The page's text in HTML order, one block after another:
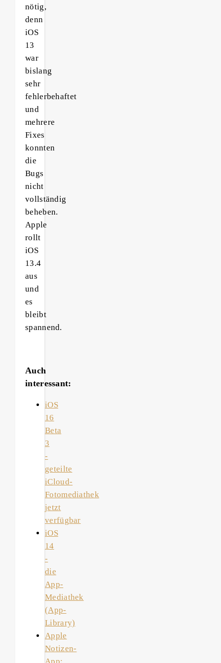
nötig,
denn
iOS
13
war
bislang
sehr
fehlerbehaftet
und
mehrere
Fixes
konnten
die
Bugs
nicht
vollständig
beheben.
Apple
rollt
iOS
13.4
aus
und
es
bleibt
spannend.
Auch
interessant:
iOS
16
Beta
3
-
geteilte
iCloud-
Fotomediathek
jetzt
verfügbar
iOS
14
-
die
App-
Mediathek
(App-
Library)
Apple
Notizen-